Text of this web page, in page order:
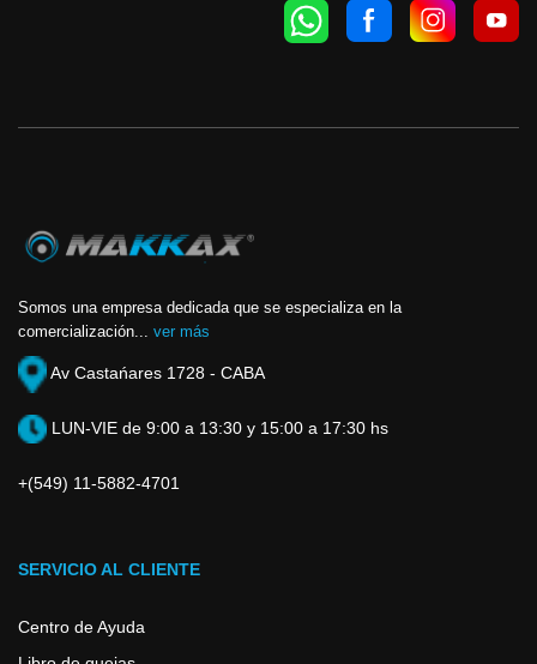
Somos una empresa dedicada que se especializa en la
comercialización... ver más
Av Castańares 1728 - CABA
LUN-VIE de 9:00 a 13:30 y 15:00 a 17:30 hs
+(549) 11-5882-4701
SERVICIO AL CLIENTE
Centro de Ayuda